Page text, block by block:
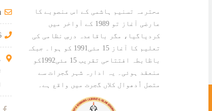
محترمہ تسنیم ہاشمی کے اس منصوبے کا
عارضی آغاز تو 1989 کے آواخر میں
کردیاگیا، مگر باقاعدہ درسِ نظامی کی
تعلیم کا آغاز 15 مئی1991 کو ہوا۔ جبکہ
باظابطہ افتتاحی تقریب 15 مئی1992کو
منعقد ہوئی۔ یہ ادارہ شہر گجرات سے
متصل اُدھوال کلاں گجرت میں واقع ہے۔